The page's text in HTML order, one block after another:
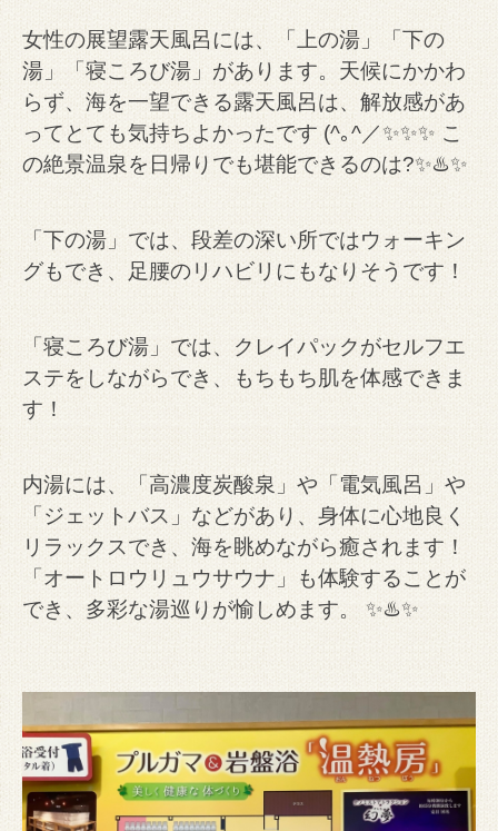
女性の展望露天風呂には、「上の湯」「下の
湯」「寝ころび湯」があります。 天候にかかわ
らず、海を一望できる露天風呂は、解放感があ
ってとても気持ちよかったです (^｡^／✨✨✨こ
の絶景温泉を日帰りでも堪能できるのは?✨♨️✨
「下の湯」では、段差の深い所ではウォーキン
グもでき、足腰のリハビリにもなりそうです！
「寝ころび湯」では、クレイパックがセルフエ
ステをしながらでき、もちもち肌を体感できま
す！
内湯には、「高濃度炭酸泉」や「電気風呂」や
「ジェットバス」などがあり、身体に心地良く
リラックスでき、海を眺めながら癒されます！
「オートロウリュウサウナ」も体験することが
でき、多彩な湯巡りが愉しめます。 ✨♨️✨